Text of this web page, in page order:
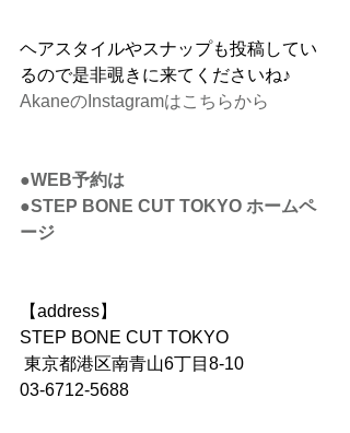
ヘアスタイルやスナップも投稿してい
るので是非覗きに来てくださいね♪
AkaneのInstagramはこちらから
●WEB予約は
●STEP BONE CUT TOKYO ホームペ
ージ
【address】
STEP BONE CUT TOKYO
東京都港区南青山6丁目8-10
03-6712-5688